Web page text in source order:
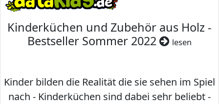
Kinderküchen und Zubehör aus Holz -
Bestseller Sommer 2022
lesen
Kinder bilden die Realität die sie sehen im Spiel
nach - Kinderküchen sind dabei sehr beliebt -